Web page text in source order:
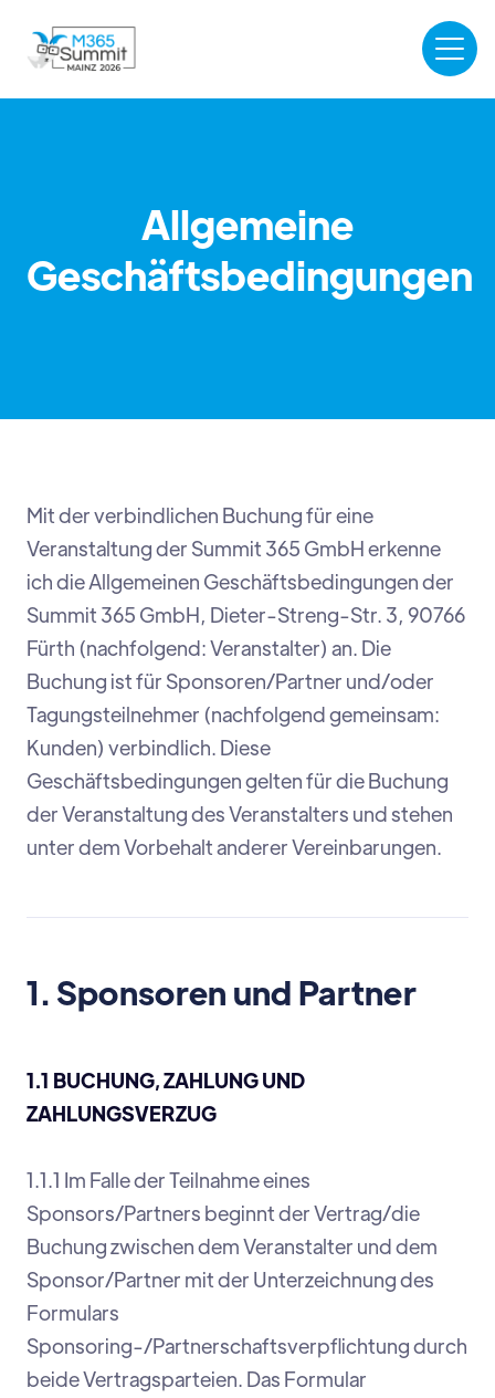
Allgemeine
Geschäftsbedingungen
Mit der verbindlichen Buchung für eine
Veranstaltung der Summit 365 GmbH erkenne
ich die Allgemeinen Geschäftsbedingungen der
Summit 365 GmbH, Dieter-Streng-Str. 3, 90766
Fürth (nachfolgend: Veranstalter) an. Die
Buchung ist für Sponsoren/Partner und/oder
Tagungsteilnehmer (nachfolgend gemeinsam:
Kunden) verbindlich. Diese
Geschäftsbedingungen gelten für die Buchung
der Veranstaltung des Veranstalters und stehen
unter dem Vorbehalt anderer Vereinbarungen.
1. Sponsoren und Partner
1.1 BUCHUNG, ZAHLUNG UND
ZAHLUNGSVERZUG
1.1.1 Im Falle der Teilnahme eines
Sponsors/Partners beginnt der Vertrag/die
Buchung zwischen dem Veranstalter und dem
Sponsor/Partner mit der Unterzeichnung des
Formulars
Sponsoring-/Partnerschaftsverpflichtung durch
beide Vertragsparteien. Das Formular